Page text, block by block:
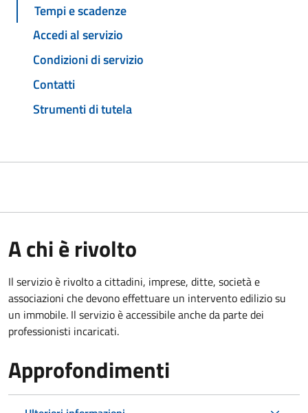
Tempi e scadenze
Accedi al servizio
Condizioni di servizio
Contatti
Strumenti di tutela
A chi è rivolto
Il servizio è rivolto a cittadini, imprese, ditte, società e
associazioni che devono effettuare un intervento edilizio su
un immobile. Il servizio è accessibile anche da parte dei
professionisti incaricati.
Approfondimenti